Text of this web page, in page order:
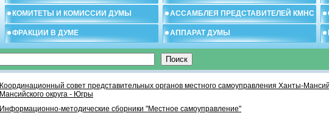
КОМИТЕТЫ И КОМИССИИ ДУМЫ АССАМБЛЕЯ ПРЕДСТАВИТЕЛЕЙ КМНС
ФРАКЦИИ В ДУМЕ АППАРАТ ДУМЫ
Координационный совет представительных органов местного самоуправления Ханты-
Мансийского округа - Югры
Информационно-методические сборники "Местное самоуправление"